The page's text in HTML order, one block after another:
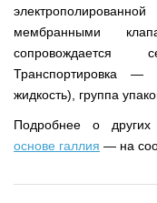
мембранными
сопровождается
Транспортировка
жидкость), группа
Подробнее о других
основе галлия — на